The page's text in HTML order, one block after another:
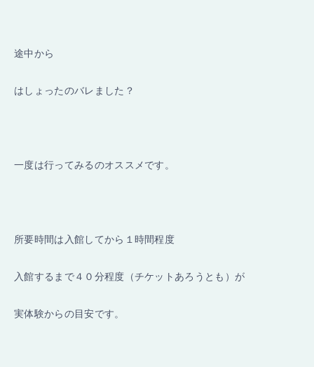
途中から
はしょったのバレました？
一度は行ってみるのオススメです。
所要時間は入館してから１時間程度
入館するまで４０分程度（チケットあろうとも）が
実体験からの目安です。